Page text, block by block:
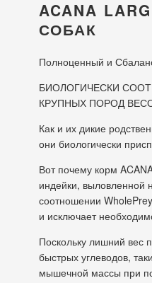
ACANA
СОБАК
Полноценный и
БИОЛОГИЧЕСКИ
КРУПНЫХ ПОРОД
Как и их дикие
они биологически
Вот почему корм
индейки, выловленной
соотношении
и исключает
Поскольку лишний вес
быстрых углеводов,
мышечной массы при